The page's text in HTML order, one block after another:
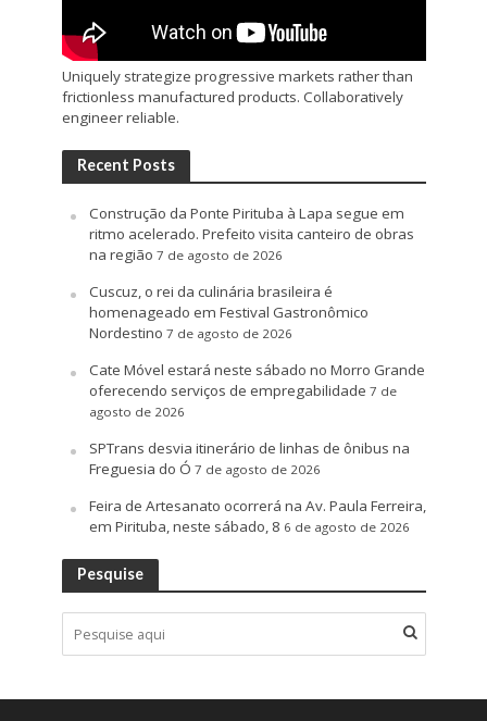
Uniquely strategize progressive markets rather than
frictionless manufactured products. Collaboratively
engineer reliable.
Recent Posts
Construção da Ponte Pirituba à Lapa segue em
ritmo acelerado. Prefeito visita canteiro de obras
na região 7 de agosto de 2026
Cuscuz, o rei da culinária brasileira é
homenageado em Festival Gastronômico
Nordestino 7 de agosto de 2026
Cate Móvel estará neste sábado no Morro Grande
oferecendo serviços de empregabilidade 7 de
agosto de 2026
SPTrans desvia itinerário de linhas de ônibus na
Freguesia do Ó 7 de agosto de 2026
Feira de Artesanato ocorrerá na Av. Paula Ferreira,
em Pirituba, neste sábado, 8 6 de agosto de 2026
Pesquise